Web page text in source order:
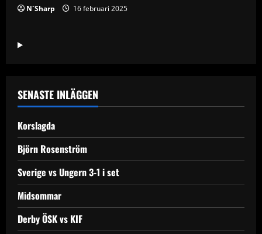
N´Sharp 16 februari 2025
SENASTE INLÄGGEN
Korslagda
Björn Rosenström
Sverige vs Ungern 3-1 i set
Midsommar
Derby ÖSK vs KIF